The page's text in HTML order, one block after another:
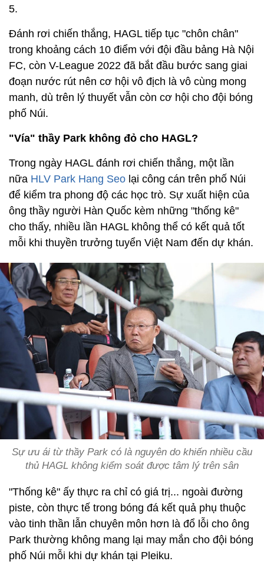
5.
Đánh rơi chiến thắng, HAGL tiếp tục "chôn chân"
trong khoảng cách 10 điểm với đội đầu bảng Hà Nội
FC, còn V-League 2022 đã bắt đầu bước sang giai
đoạn nước rút nên cơ hội vô địch là vô cùng mong
manh, dù trên lý thuyết vẫn còn cơ hội cho đội bóng
phố Núi.
"Vía" thầy Park không đỏ cho HAGL?
Trong ngày HAGL đánh rơi chiến thắng, một lần
nữa HLV Park Hang Seo lại công cán trên phố Núi
để kiểm tra phong độ các học trò. Sự xuất hiện của
ông thầy người Hàn Quốc kèm những "thống kê"
cho thấy, nhiều lần HAGL không thể có kết quả tốt
mỗi khi thuyền trưởng tuyển Việt Nam đến dự khán.
Sự ưu ái từ thầy Park có là nguyên do khiến nhiều cầu
thủ HAGL không kiểm soát được tâm lý trên sân
"Thống kê" ấy thực ra chỉ có giá trị... ngoài đường
piste, còn thực tế trong bóng đá kết quả phụ thuộc
vào tinh thần lẫn chuyên môn hơn là đổ lỗi cho ông
Park thường không mang lại may mắn cho đội bóng
phố Núi mỗi khi dự khán tại Pleiku.